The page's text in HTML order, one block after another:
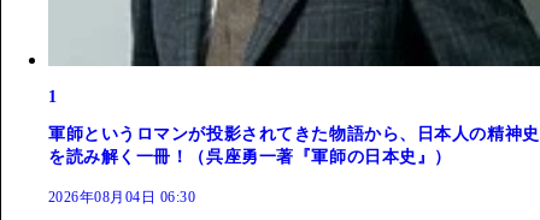
1
軍師というロマンが投影されてきた物語から、日本人の精神史
を読み解く一冊！（呉座勇一著『軍師の日本史』）
2026年08月04日 06:30